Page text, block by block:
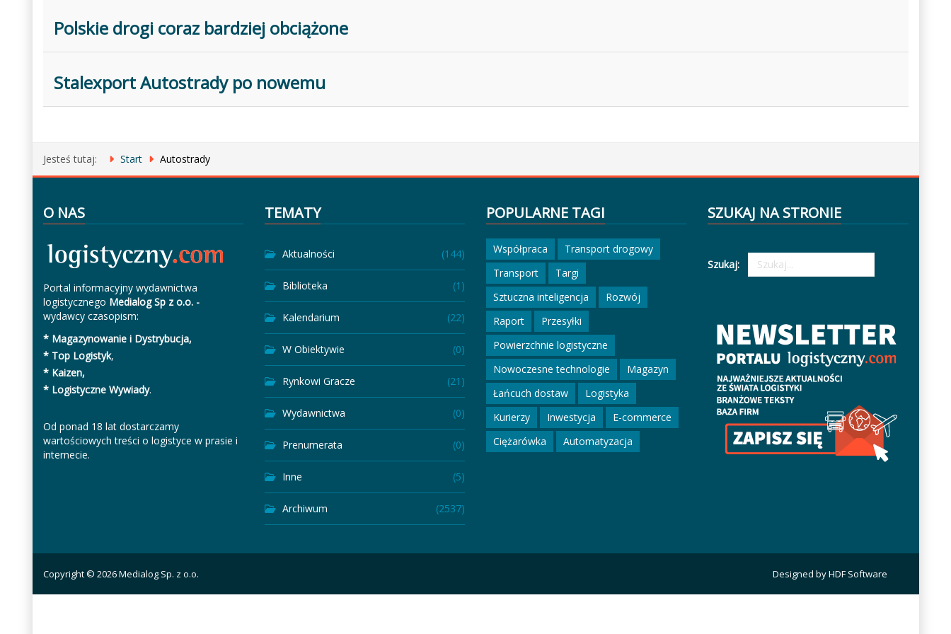
Polskie drogi coraz bardziej obciążone
Stalexport Autostrady po nowemu
Jesteś tutaj: Start Autostrady
O NAS
Portal informacyjny wydawnictwa
logistycznego Medialog Sp z o.o. -
wydawcy czasopism:
* Magazynowanie i Dystrybucja,
* Top Logistyk,
* Kaizen,
* Logistyczne Wywiady.
Od ponad 18 lat dostarczamy
wartościowych treści o logistyce w prasie i
internecie.
TEMATY
Aktualności (144)
Biblioteka (1)
Kalendarium (22)
W Obiektywie (0)
Rynkowi Gracze (21)
Wydawnictwa (0)
Prenumerata (0)
Inne (5)
Archiwum (2537)
POPULARNE TAGI
Współpraca
Transport drogowy
Transport
Targi
Sztuczna inteligencja
Rozwój
Raport
Przesyłki
Powierzchnie logistyczne
Nowoczesne technologie
Magazyn
Łańcuch dostaw
Logistyka
Kurierzy
Inwestycja
E-commerce
Ciężarówka
Automatyzacja
SZUKAJ NA STRONIE
Szukaj:
Copyright © 2026 Medialog Sp. z o.o. Designed by HDF Software